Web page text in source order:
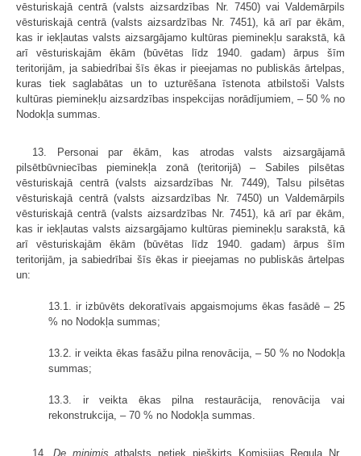
vēsturiskajā centrā (valsts aizsardzības Nr. 7450) vai Valdemārpils
vēsturiskajā centrā (valsts aizsardzības Nr. 7451), kā arī par ēkām,
kas ir iekļautas valsts aizsargājamo kultūras pieminekļu sarakstā, kā
arī vēsturiskajām ēkām (būvētas līdz 1940. gadam) ārpus šīm
teritorijām, ja sabiedrībai šīs ēkas ir pieejamas no publiskās ārtelpas,
kuras tiek saglabātas un to uzturēšana īstenota atbilstoši Valsts
kultūras pieminekļu aizsardzības inspekcijas norādījumiem, – 50 % no
Nodokļa summas.
13. Personai par ēkām, kas atrodas valsts aizsargājamā
pilsētbūvniecības pieminekļa zonā (teritorijā) – Sabiles pilsētas
vēsturiskajā centrā (valsts aizsardzības Nr. 7449), Talsu pilsētas
vēsturiskajā centrā (valsts aizsardzības Nr. 7450) un Valdemārpils
vēsturiskajā centrā (valsts aizsardzības Nr. 7451), kā arī par ēkām,
kas ir iekļautas valsts aizsargājamo kultūras pieminekļu sarakstā, kā
arī vēsturiskajām ēkām (būvētas līdz 1940. gadam) ārpus šīm
teritorijām, ja sabiedrībai šīs ēkas ir pieejamas no publiskās ārtelpas
un:
13.1. ir izbūvēts dekoratīvais apgaismojums ēkas fasādē – 25
% no Nodokļa summas;
13.2. ir veikta ēkas fasāžu pilna renovācija, – 50 % no Nodokļa
summas;
13.3. ir veikta ēkas pilna restaurācija, renovācija vai
rekonstrukcija, – 70 % no Nodokļa summas.
14. De minimis atbalsts netiek piešķirts Komisijas Regula Nr.